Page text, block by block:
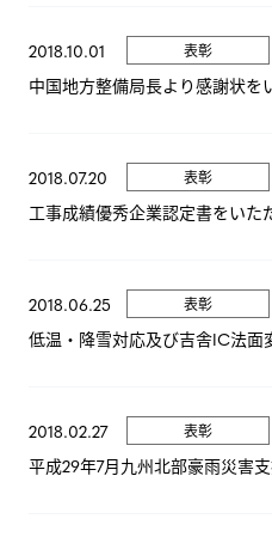
2018.10.01 表彰
中国地方整備局長より感謝状を
2018.07.20 表彰
工事成績優秀企業認定書をいた
2018.06.25 表彰
低温・降雪対応及び吉舎IC法
2018.02.27 表彰
平成29年7月九州北部豪雨災害